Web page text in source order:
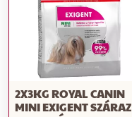
2X3KG ROYAL CANIN
MINI EXIGENT SZÁRAZ